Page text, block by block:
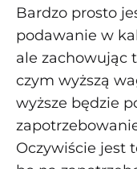
Bardzo prosto
podawanie w
ale zachowując
czym wyższą
wyższe będzie
Oczywiście jest